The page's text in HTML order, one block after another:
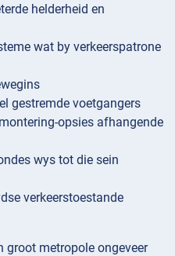
helderheid en
wat by verkeerspatrone
gestremde voetgangers
opsies afhangende
wys tot die sein
verkeerstoestande
groot metropole ongeveer